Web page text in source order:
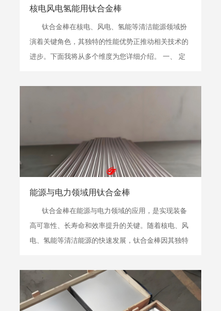
核电风电氢能用钛合金棒
钛合金棒在核电、风电、氢能等清洁能源领域扮
演着关键角色，其独特的性能优势正推动相关技术的
进步。下面我将从多个维度为您详细介绍。 一、 定
领域，钛合金棒主要指用于制造能源装备关键结构部
能源与电力领域用钛合金棒
钛合金棒在能源与电力领域的应用，是实现装备
高可靠性、长寿命和效率提升的关键。随着核电、风
电、氢能等清洁能源的快速发展，钛合金棒因其独特
快速拓展，成为保障国家能源安全与战略转型的重要
材料。 一、定义 能源与电力领域用钛合金棒，特指
用...